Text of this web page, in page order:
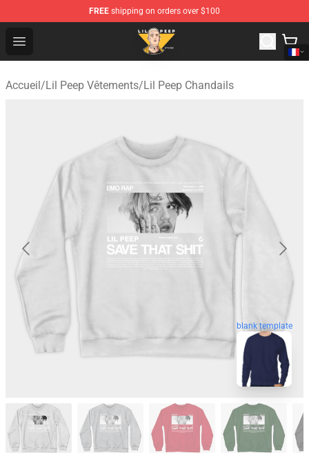
FREE shipping on orders over $100
Open menu
Lil Peep Store - Official Lil Peep Merchandise Shop
Accueil/Lil Peep Vêtements/Lil Peep Chandails
blank template